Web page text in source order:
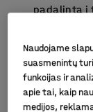
padalinta į
kabliukai,
vietos,
palaikyti
Naudojame
suasmenintų
funkcijas ir
apie tai, kaip
medijos,